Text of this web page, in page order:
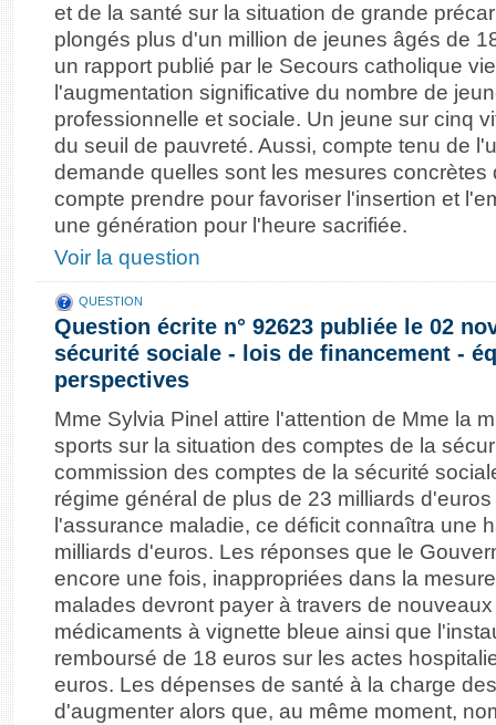
et de la santé sur la situation de grande
plongés plus d'un million de jeunes âgés de
un rapport publié par le Secours catholique
l'augmentation significative du nombre de
professionnelle et sociale. Un jeune sur cinq
du seuil de pauvreté. Aussi, compte tenu de
demande quelles sont les mesures concrètes
compte prendre pour favoriser l'insertion et
une génération pour l'heure sacrifiée.
Voir la question
QUESTION
Question écrite n° 92623 publiée le 02
sécurité sociale - lois de financement -
perspectives
Mme Sylvia Pinel attire l'attention de Mme la
sports sur la situation des comptes de la
commission des comptes de la sécurité
régime général de plus de 23 milliards
l'assurance maladie, ce déficit connaîtra une
milliards d'euros. Les réponses que le
encore une fois, inappropriées dans la
malades devront payer à travers de
médicaments à vignette bleue ainsi que
remboursé de 18 euros sur les actes
euros. Les dépenses de santé à la charge
d'augmenter alors que, au même moment,